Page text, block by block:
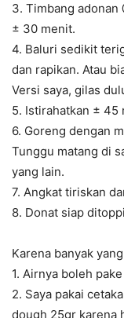
3. Timbang adonan
± 30 menit.
4. Baluri sedikit
dan rapikan. Atau
Versi saya, gilas
5. Istirahatkan ± 45
6. Goreng dengan
Tunggu matang di
yang lain.
7. Angkat tiriskan
8. Donat siap
Karena banyak
1. Airnya boleh
2. Saya pakai
dough 25gr karena